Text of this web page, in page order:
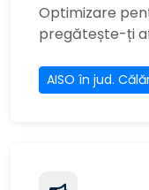
Optimizare
pregătește-ți
AISO în jud.